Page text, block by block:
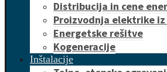
Distribucija in cene
Proizvodnja elektrike iz
Energetske rešitve
Kogeneracije
Inštalacije